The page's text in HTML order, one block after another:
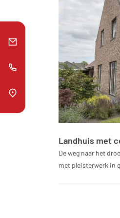
Landhuis met
De weg naar het
met pleisterwerk in